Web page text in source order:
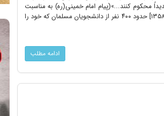
محکوم کنند...»(پیام امام خمینی(ره) به مناسبت
بزرگداشت سیزده آبان؛ ۱۰ آبان ۱۳۵۸) ****** «مقارن ساعت ۱۱ صبح دیروز [۱۳ آبان ۱۳۵۸] حدود ۴۰۰ نفر از دانشجویان مسلمان که خود را
ادامه مطلب